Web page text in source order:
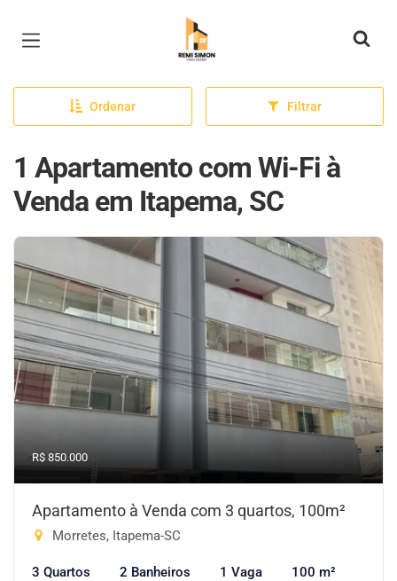
Página inicial
Ordenar Filtrar
1 Apartamento com Wi-Fi à
Venda em Itapema, SC
R$ 850.000
Apartamento à Venda com 3 quartos, 100m²
Morretes, Itapema-SC
3 Quartos 2 Banheiros 1 Vaga 100 m²